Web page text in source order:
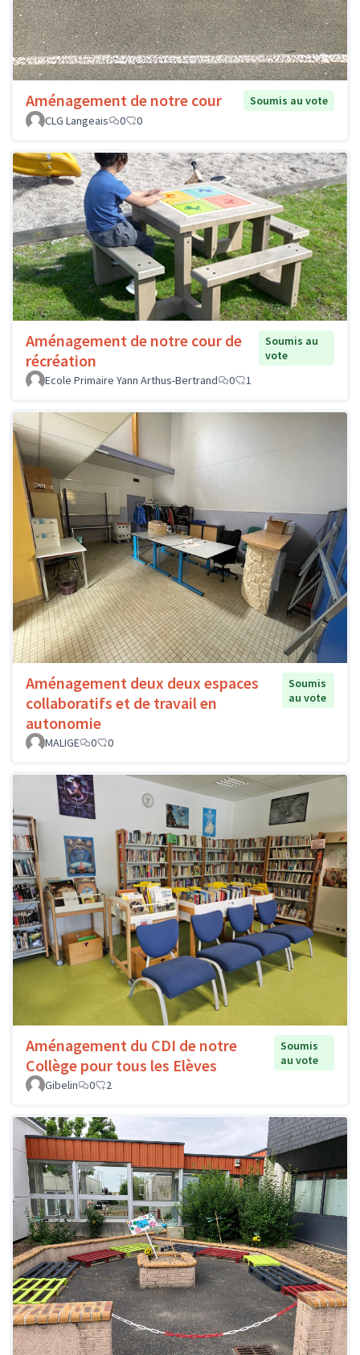
Aménagement de notre cour
Soumis au vote
CLG Langeais
0 0
Aménagement de notre cour de
récréation
Soumis au
vote
Ecole Primaire Yann Arthus-Bertrand
0 1
Aménagement deux deux espaces
collaboratifs et de travail en
autonomie
Soumis
au vote
MALIGE 0 0
Aménagement du CDI de notre
Collège pour tous les Elèves
Soumis
au vote
Gibelin
0 2